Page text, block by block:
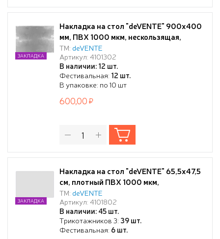
Накладка на стол "deVENTE" 900x400
мм, ПВХ 1000 мкм, нескользящая,
фактура "апельсиновая корка"
прозрачная
ТМ: deVENTE
Артикул: 4101302
В наличии: 12 шт.
Фестивальная: 12 шт.
В упаковке: по 10 шт
ЗАКЛАДКА
600,00
Накладка на стол "deVENTE" 65,5x47,5
см, плотный ПВХ 1000 мкм,
нескользящая, прозрачная
ТМ: deVENTE
Артикул: 4101802
В наличии: 45 шт.
Трикотажников 3: 39 шт.
Фестивальная: 6 шт.
ЗАКЛАДКА